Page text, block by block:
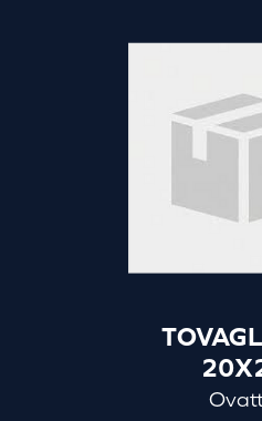
e allo stesso tempo
distintivo per